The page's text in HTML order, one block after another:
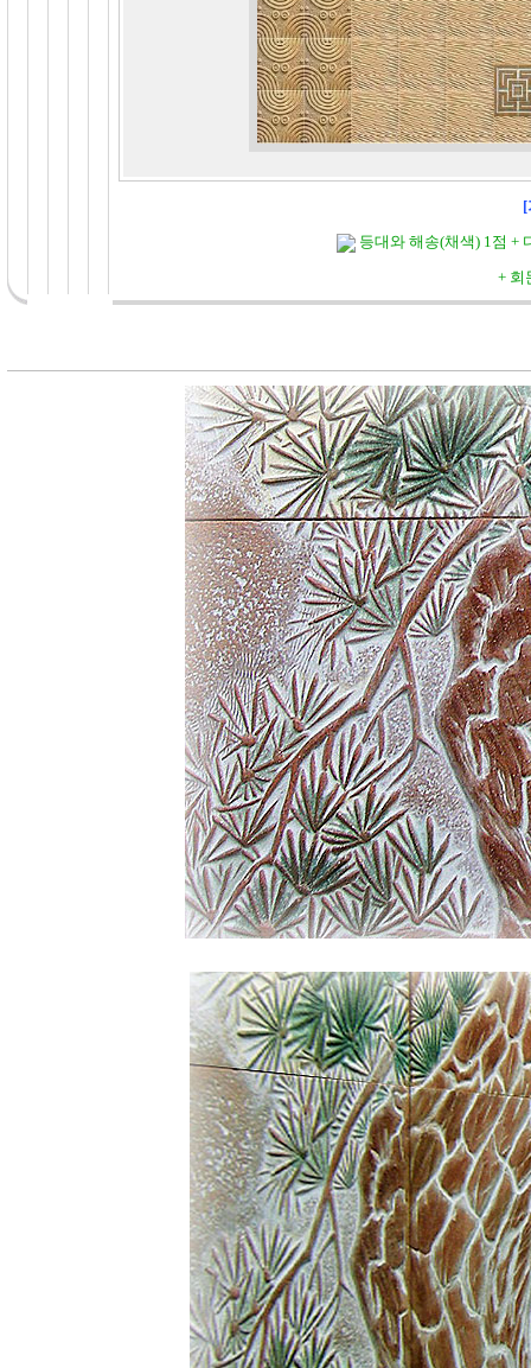
[
등대와 해송(채색) 1점 +
+ 회